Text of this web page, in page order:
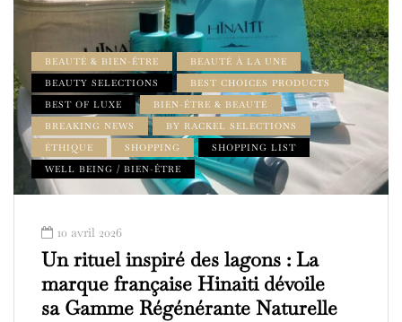
BEAUTÉ & BIEN-ÊTRE
BEAUTÉ À LA UNE
BEAUTY SELECTIONS
BEST CHOICES PRODUCTS
BEST OF LUXE
BIEN-ÊTRE & BEAUTÉ
BREAKING NEWS
BY RACKEL SELECTIONS
ÉTHIQUE
SHOPPING
SHOPPING LIST
WELL BEING / BIEN-ÊTRE
10 avril 2026
Un rituel inspiré des lagons : La
marque française Hinaiti dévoile
sa Gamme Régénérante Naturelle